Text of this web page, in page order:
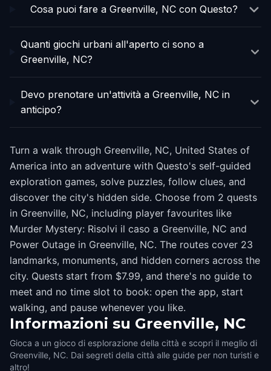
Cosa puoi fare a Greenville, NC con Questo?
Quanti giochi urbani all'aperto ci sono a
Greenville, NC?
Devo prenotare un'attività a Greenville, NC in
anticipo?
Turn a walk through Greenville, NC, United States of
America into an adventure with Questo's self-guided
exploration games, solve puzzles, follow clues, and
discover the city's hidden side. Choose from 2 quests
in Greenville, NC, including player favourites like
Murder Mystery: Risolvi il caso a Greenville, NC and
Power Outage in Greenville, NC. The routes cover 23
landmarks, monuments, and hidden corners across the
city. Quests start from $7.99, and there's no guide to
meet and no time slot to book: open the app, start
walking, and pause whenever you like.
Informazioni su Greenville, NC
Gioca a un gioco di esplorazione della città e scopri il meglio di
Greenville, NC. Dai segreti della città alle guide per non turisti e
altro!